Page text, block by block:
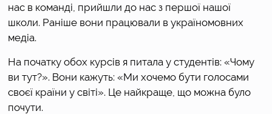
нас в команді, прийшли до нас з першої нашої
школи. Раніше вони працювали в україномовних
медіа.
На початку обох курсів я питала у студентів: «Чому
ви тут?». Вони кажуть: «Ми хочемо бути голосами
своєї країни у світі». Це найкраще, що можна було
почути.